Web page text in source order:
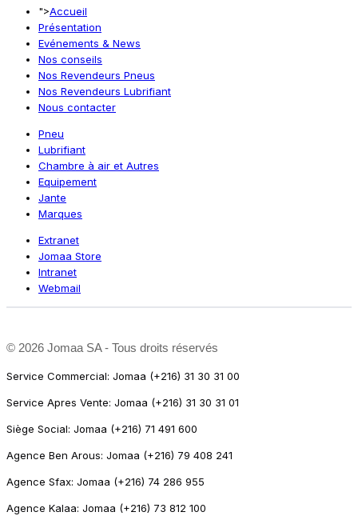
">Accueil
Présentation
Evénements & News
Nos conseils
Nos Revendeurs Pneus
Nos Revendeurs Lubrifiant
Nous contacter
Pneu
Lubrifiant
Chambre à air et Autres
Equipement
Jante
Marques
Extranet
Jomaa Store
Intranet
Webmail
© 2026 Jomaa SA - Tous droits réservés
Service Commercial: Jomaa (+216) 31 30 31 00
Service Apres Vente: Jomaa (+216) 31 30 31 01
Siège Social: Jomaa (+216) 71 491 600
Agence Ben Arous: Jomaa (+216) 79 408 241
Agence Sfax: Jomaa (+216) 74 286 955
Agence Kalaa: Jomaa (+216) 73 812 100